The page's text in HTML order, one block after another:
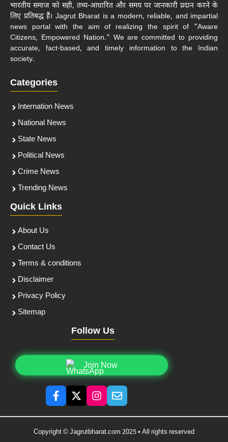
भारतीय समाज को सही, तथ्य-आधारित और समय पर जानकारी प्रदान करने के
लिए प्रतिबद्ध हैं। Jagrut Bharat is a modern, reliable, and impartial
news portal with the aim of realizing the spirit of "Aware
Citizens, Empowered Nation." We are committed to providing
accurate, fact-based, and timely information to the Indian
society.
Categories
Internation News
National News
State News
Political News
Crime News
Trending News
Quick Links
About Us
Contact Us
Terms & conditions
Disclaimer
Privacy Policy
Sitemap
Follow Us
Join Now
Copyright © Jagrutbharat.com 2025 • All rights reserved